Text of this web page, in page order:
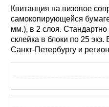
Квитанция на визовое
самокопирующейся
мм.), в 2 слоя.
склейка в блоки по 25 экз.
Санкт-Петербургу и